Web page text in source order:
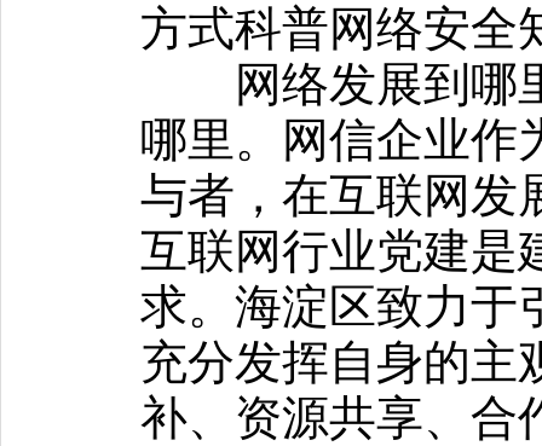
方式科普网络安全
网络发展到哪
哪里。网信企业作
与者，在互联网发
互联网行业党建是
求。海淀区致力于
充分发挥自身的主
补、资源共享、合